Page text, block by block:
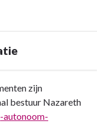
zijn
bestuur Nazareth
autonoom-